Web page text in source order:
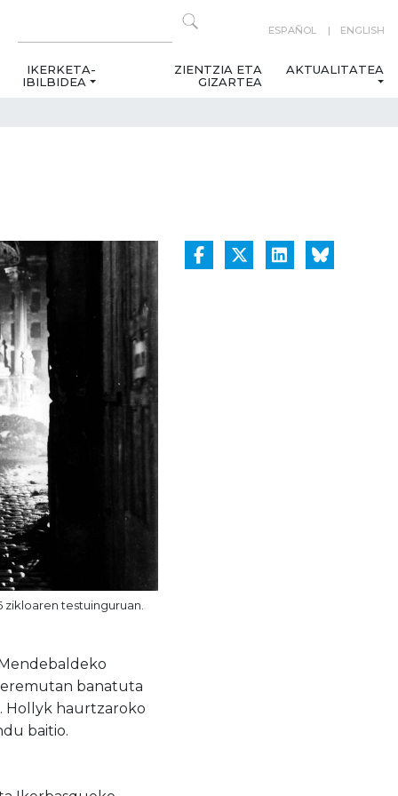
ESPAÑOL ENGLISH
IKERKETA-
IBILBIDEA
ZIENTZIA ETA
GIZARTEA
AKTUALITATEA
zikloaren testuinguruan.
eremutan banatuta
Hollyk haurtzaroko
baitio.